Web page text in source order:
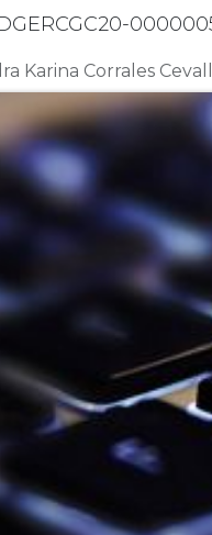
Karina Corrales